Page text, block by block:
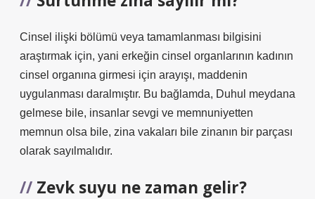
Cinsel ilişki bölümü veya tamamlanması bilgisini
araştırmak için, yani erkeğin cinsel organlarının kadının
cinsel organına girmesi için arayışı, maddenin
uygulanması daralmıştır. Bu bağlamda, Duhul meydana
gelmese bile, insanlar sevgi ve memnuniyetten
memnun olsa bile, zina vakaları bile zinanın bir parçası
olarak sayılmalıdır.
Zevk suyu ne zaman gelir?